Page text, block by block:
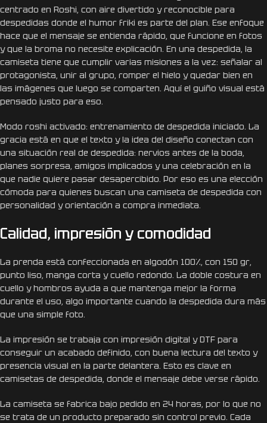
centrado en Roshi, con aire divertido y reconocible para
despedidas donde el humor friki es parte del plan. Ese enfoque
hace que el mensaje se entienda rápido, que funcione en fotos
y que la broma no necesite explicación. En una despedida, la
camiseta tiene que cumplir varias misiones a la vez: señalar al
protagonista, unir al grupo, romper el hielo y quedar bien en
las imágenes que luego se comparten. Aquí el guiño visual está
pensado justo para eso.
Modo roshi activado: entrenamiento de despedida iniciado. La
gracia está en que el texto y la idea del diseño conectan con
una situación real de despedida: nervios antes de la boda,
planes sorpresa, amigos implicados y una celebración en la
que nadie quiere pasar desapercibido. Por eso es una elección
cómoda para quienes buscan una camiseta de despedida con
personalidad y orientación a compra inmediata.
Calidad, impresión y comodidad
La prenda está confeccionada en algodón 100%, con 150 gr,
punto liso, manga corta y cuello redondo. La doble costura en
cuello y hombros ayuda a que mantenga mejor la forma
durante el uso, algo importante cuando la despedida dura más
que una simple foto.
La impresión se trabaja con impresión digital y DTF para
conseguir un acabado definido, con buena lectura del texto y
presencia visual en la parte delantera. Esto es clave en
camisetas de despedida, donde el mensaje debe verse rápido.
La camiseta se fabrica bajo pedido en 24 horas, por lo que no
se trata de un producto preparado sin control previo. Cada